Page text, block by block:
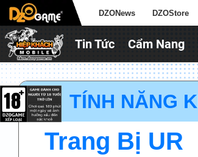
DZONews DZOStore
Tin Tức Cẩm Nang
► TÍNH NĂNG
Trang Bị UR